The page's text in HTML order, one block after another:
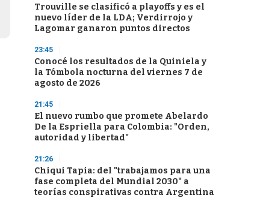
Trouville se clasificó a playoffs y es el
nuevo líder de la LDA; Verdirrojo y
Lagomar ganaron puntos directos
23:45
Conocé los resultados de la Quiniela y
la Tómbola nocturna del viernes 7 de
agosto de 2026
21:45
El nuevo rumbo que promete Abelardo
De la Espriella para Colombia: "Orden,
autoridad y libertad"
21:26
Chiqui Tapia: del "trabajamos para una
fase completa del Mundial 2030" a
teorías conspirativas contra Argentina